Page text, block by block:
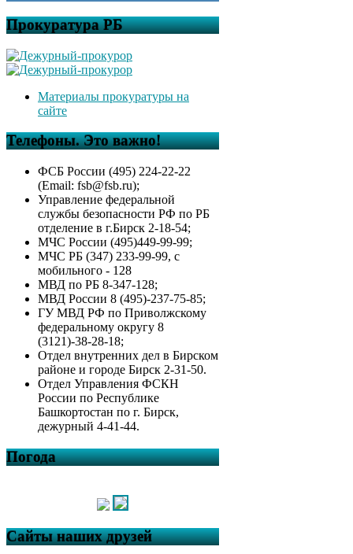
Прокуратура РБ
Материалы прокуратуры на
сайте
Телефоны. Это важно!
ФСБ России (495) 224-22-22
(Email: fsb@fsb.ru);
Управление федеральной
службы безопасности РФ по РБ
отделение в г.Бирск 2-18-54;
МЧС России (495)449-99-99;
МЧС РБ (347) 233-99-99, с
мобильного - 128
МВД по РБ 8-347-128;
МВД России 8 (495)-237-75-85;
ГУ МВД РФ по Приволжскому
федеральному округу 8
(3121)-38-28-18;
Отдел внутренних дел в Бирском
районе и городе Бирск 2-31-50.
Отдел Управления ФСКН
России по Республике
Башкортостан по г. Бирск,
дежурный 4-41-44.
Погода
Сайты наших друзей